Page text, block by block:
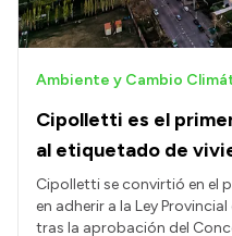
Cipolletti es el
al etiquetado de
Ambiente y Cambio
Cipolletti se convirtió en el
en adherir a la Ley
tras la aprobación del